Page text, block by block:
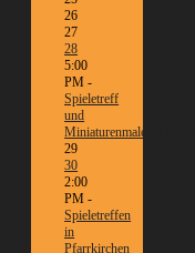
26
27
28
5:00
PM -
Spieletreff
und
Miniaturenmalen/Tabletop
29
30
2:00
PM -
Spieletreffen
in
Pfarrkirchen